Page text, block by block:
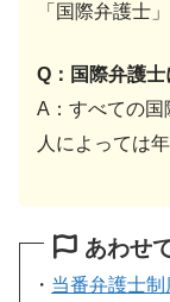
「国際弁護士
Q：国際弁護
A：すべての国
人によっては
あわせ
・ 当番弁護士